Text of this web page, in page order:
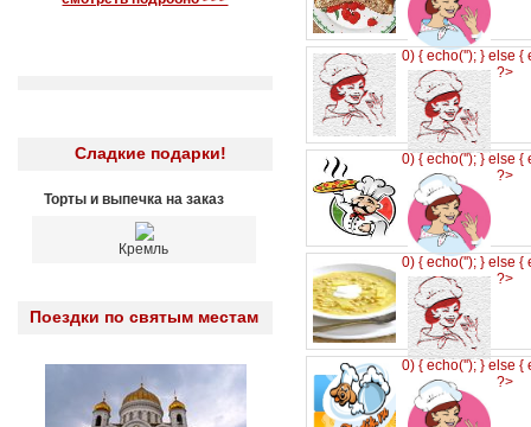
Сладкие подарки!
Торты и выпечка на заказ
Кремль
Поездки по святым местам
0) { echo(''); } else {
?>
0) { echo(''); } else {
?>
0) { echo(''); } else {
?>
0) { echo(''); } else {
?>